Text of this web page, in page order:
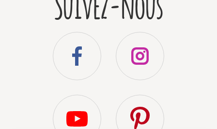
Secrets de dégustation
Qui sommes-nous ?
Bibliographie